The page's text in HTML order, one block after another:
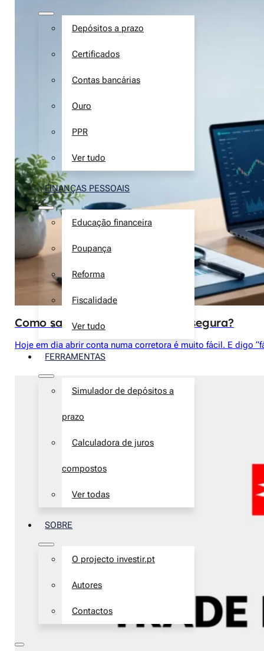
Depósitos a prazo
Certificados
Contas bancárias
Ouro
PPR
Ver tudo
FINANÇAS PESSOAIS
Educação financeira
Poupança
Reforma
Fiscalidade
Ver tudo
FERRAMENTAS
Simulador de depósitos a
prazo
Calculadora de juros
compostos
Ver todas
SOBRE
O projecto investir.pt
Autores
Contactos
Como saber se uma corretora é segura?
Hoje em dia abrir conta numa corretora é muito fácil. E digo